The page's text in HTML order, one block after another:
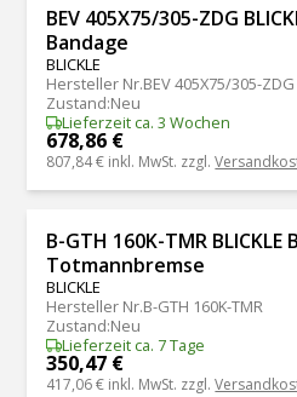
BEV 405X75/305-ZDG
Bandage
BLICKLE
Hersteller Nr.BEV 405X75/305-ZDG
Zustand:Neu
Lieferzeit ca. 3 Wochen
678,86 €
807,84 € inkl. MwSt. zzgl.
B-GTH 160K-TMR
Totmannbremse
BLICKLE
Hersteller Nr.B-GTH 160K-TMR
Zustand:Neu
Lieferzeit ca. 7 Tage
350,47 €
417,06 € inkl. MwSt. zzgl.